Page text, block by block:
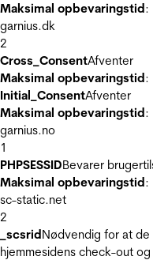
Maksimal opbevaringstid:
garnius.dk
2
Cross_ConsentAfventer
Maksimal opbevaringstid:
Initial_ConsentAfventer
Maksimal opbevaringstid:
garnius.no
1
PHPSESSIDBevarer
Maksimal opbevaringstid:
sc-static.net
2
_scsridNødvendig for at
hjemmesidens check-out